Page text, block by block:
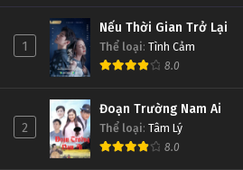
1
Nếu Thời Gian Trở Lại
Thể loại: Tình Cảm
8.0
2
Đoạn Trường Nam Ai
Thể loại: Tâm Lý
8.0